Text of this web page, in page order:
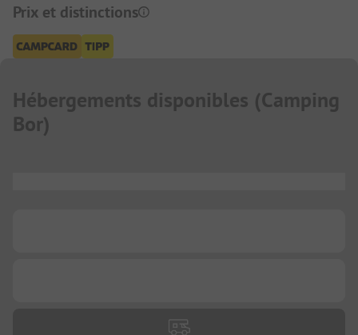
Prix et distinctions
Hébergements disponibles (Camping
Bor)